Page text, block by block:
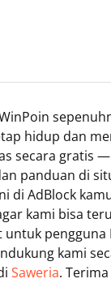
hidup dan
secara gratis
panduan di
di AdBlock
kami bisa
pengguna
kami
Saweria.